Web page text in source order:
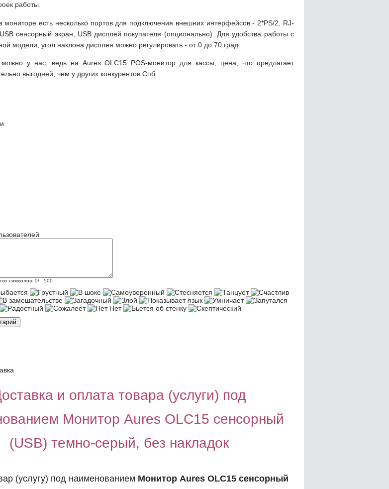
работы.
мониторе есть несколько портов для подключения внешних интерфейсов - 2*PS/2, RJ-
сенсорный экран, USB дисплей покупателя (опционально). Для удобства работы с
модели, угол наклона дисплея можно регулировать - от 0 до 70 град.
можно у нас, ведь на Aures OLC15 POS-монитор для кассы, цена, что предлагает
выгодней, чем у других конкурентов Спб.
символов: 0/ 500
и оплата товара (услуги) под
Монитор Aures OLC15 сенсорный
(USB) темно-серый, без накладок
(услугу) под наименованием Монитор Aures OLC15 сенсорный